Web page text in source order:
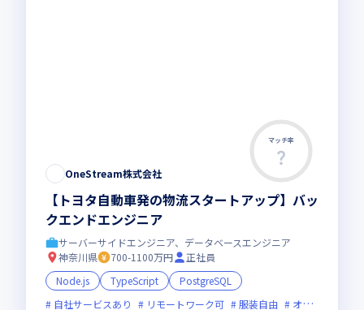
マッチ率
OneStream株式会社
【トヨタ自動車発の物流スタートアップ】バッ
クエンドエンジニア
サーバーサイドエンジニア、データベースエンジニア
神奈川県
700-1100万円
正社員
Node.js
TypeScript
PostgreSQL
自社サービスあり
リモートワーク可 服装自由 オンライン選考可